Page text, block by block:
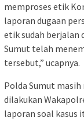
memproses etik
laporan dugaan
etik sudah berjalan
Sumut telah
tersebut,” ucapnya.
Polda Sumut
dilakukan
laporan soal kasus